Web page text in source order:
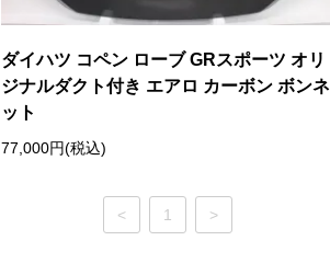
ダイハツ コペン ローブ GRスポーツ オリ
ジナルダクト付き エアロ カーボン ボンネ
ット
77,000円(税込)
< 1 >